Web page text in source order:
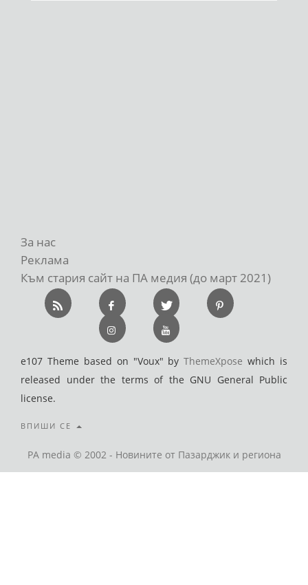
За нас
Реклама
Към стария сайт на ПА медия (до март 2021)
e107 Theme based on "Voux" byThemeXpose which is
released under the terms of the GNU General Public
license.
ВПИШИ СЕ
PA media © 2002 - Новините от Пазарджик и региона